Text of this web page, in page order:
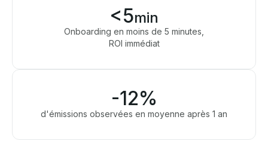
<5min
Onboarding en moins de 5 minutes,
ROI immédiat
-12%
d'émissions observées en moyenne après 1 an